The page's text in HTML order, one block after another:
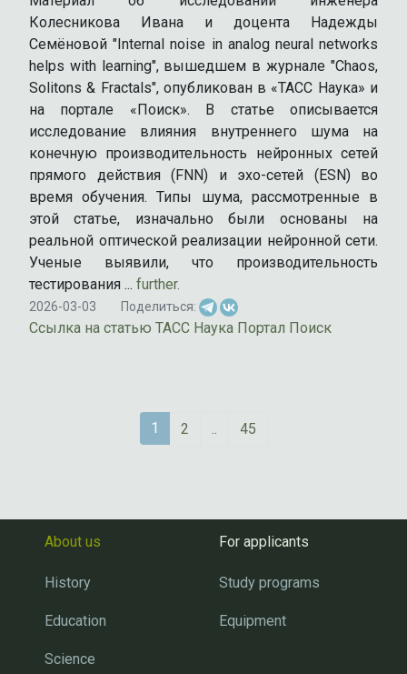
Колесникова Ивана и доцента Надежды
Семёновой "Internal noise in analog neural networks
helps with learning", вышедшем в журнале "Chaos,
Solitons & Fractals", опубликован в «ТАСС Наука» и
на портале «Поиск». В статье описывается
исследование влияния внутреннего шума на
конечную производительность нейронных сетей
прямого действия (FNN) и эхо-сетей (ESN) во
время обучения. Типы шума, рассмотренные в
этой статье, изначально были основаны на
реальной оптической реализации нейронной сети.
Ученые выявили, что производительность
тестирования ... further.
2026-03-03 Поделиться:
Ссылка на статью ТАСС Наука Портал Поиск
1 2 45
About us
History
Education
Science
For applicants
Study programs
Equipment